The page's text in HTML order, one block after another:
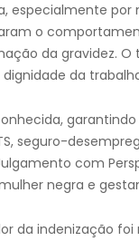
especialmente
o
da gravidez.
da
seguro-
com
negra e
da indenização